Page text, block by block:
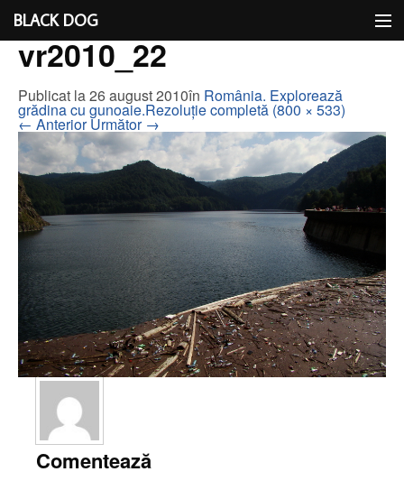
BLACK DOG
IDEEA
CU LIMBA SCOASĂ
Black Dog
vr2010_22
Publicat la26 august 2010în România. Explorează
grădina cu gunoaie.Rezoluție completă (800 × 533)
← AnteriorUrmător →
Comentează